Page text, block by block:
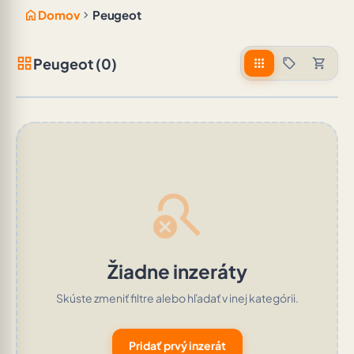
home Domov chevron_right Peugeot
grid_viewPeugeot (0) apps sell shopping_cart
search_off
Žiadne inzeráty
Skúste zmeniť filtre alebo hľadať v inej kategórii.
Pridať prvý inzerát